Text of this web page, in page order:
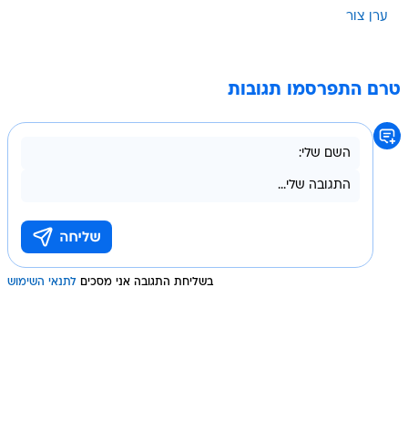
ערן צור
טרם התפרסמו תגובות
בשליחת התגובה אני מסכים לתנאי השימוש